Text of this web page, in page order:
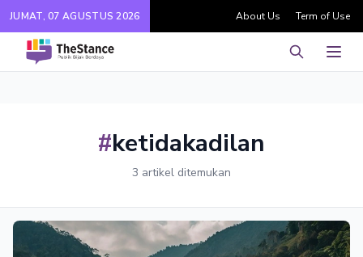
JUMAT, 07 AGUSTUS 2026 About Us Term of Use
Pencarian
#ketidakadilan
3 artikel ditemukan